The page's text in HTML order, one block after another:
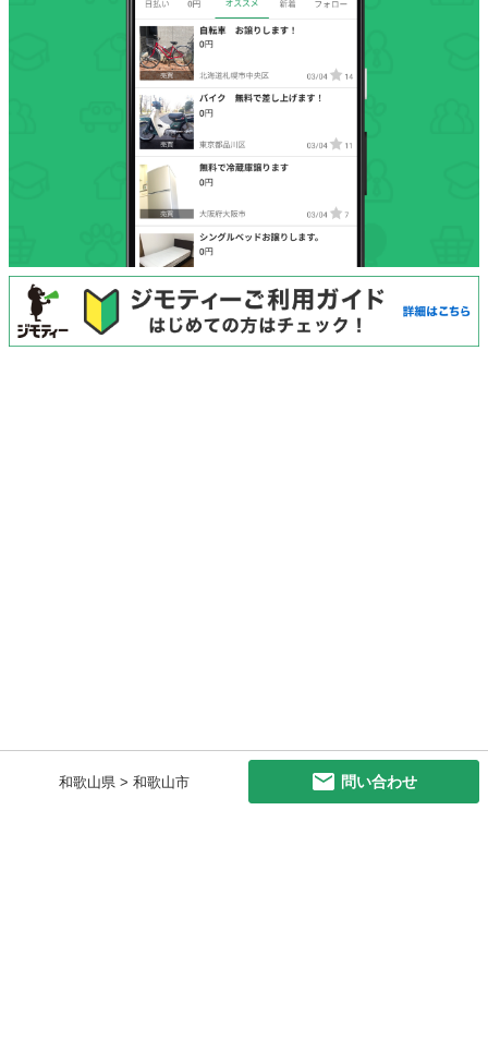
和歌山県 > 和歌山市 問い合わせ